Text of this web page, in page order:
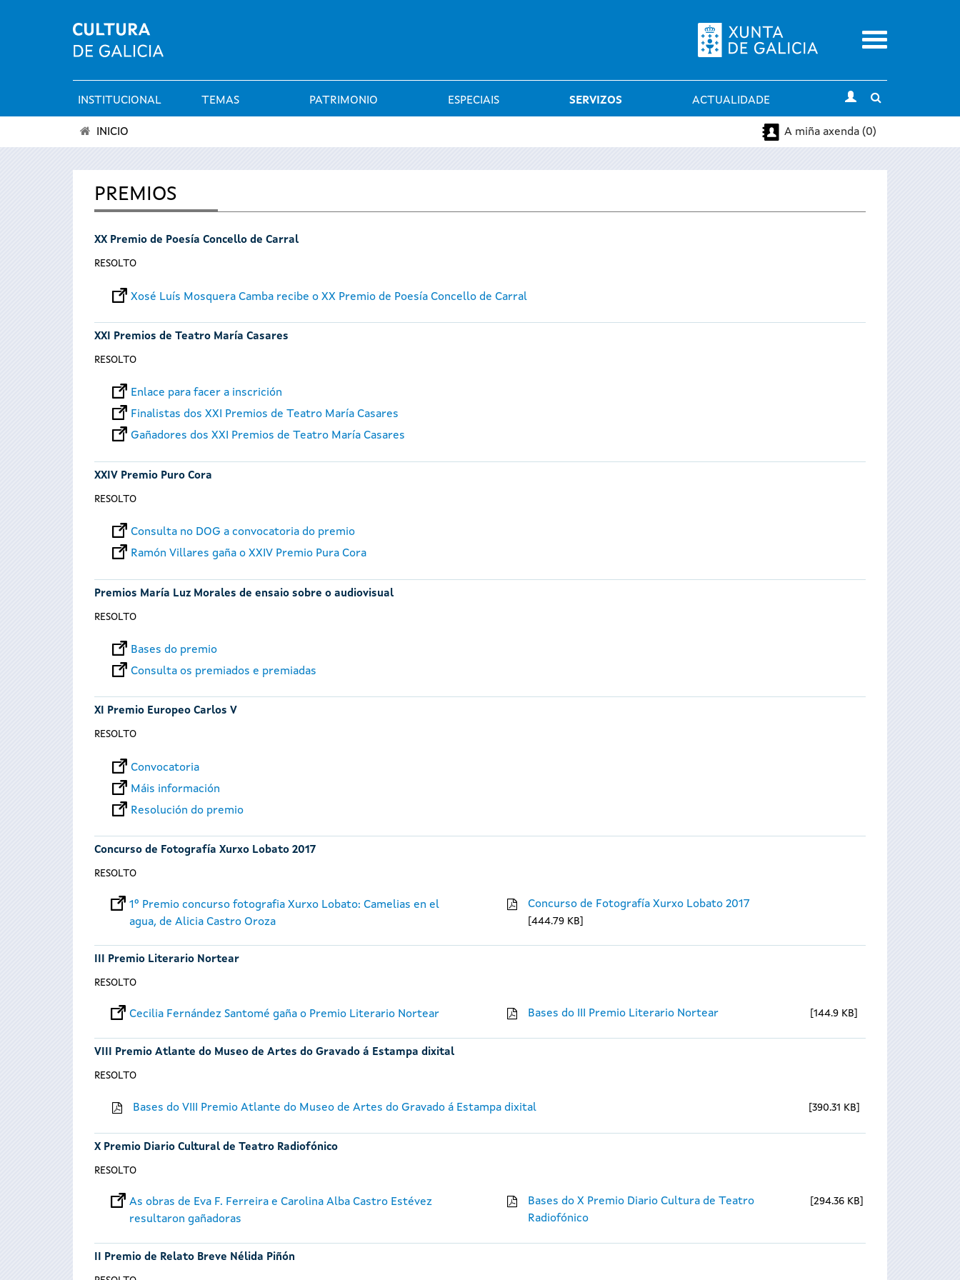
Menu
Menú
principal
INSTITUCIONAL TEMAS PATRIMONIO ESPECIAIS SERVIZOS ACTUALIDADE
search
está
INICIO A miña axenda (0)
PREMIOS
XX Premio de Poesía Concello de Carral
RESOLTO
Xosé Luís Mosquera Camba recibe o XX Premio de Poesía Concello de Carral
XXI Premios de Teatro María Casares
RESOLTO
Enlace para facer a inscrición
Finalistas dos XXI Premios de Teatro María Casares
Gañadores dos XXI Premios de Teatro María Casares
XXIV Premio Puro Cora
RESOLTO
Consulta no DOG a convocatoria do premio
Ramón Villares gaña o XXIV Premio Pura Cora
Premios María Luz Morales de ensaio sobre o audiovisual
RESOLTO
Bases do premio
Consulta os premiados e premiadas
XI Premio Europeo Carlos V
RESOLTO
Convocatoria
Máis información
Resolución do premio
Concurso de Fotografía Xurxo Lobato 2017
RESOLTO
1º Premio concurso fotografia Xurxo Lobato: Camelias en el
agua, de Alicia Castro Oroza
Concurso de Fotografía Xurxo Lobato 2017
444.79 KB
III Premio Literario Nortear
RESOLTO
Cecilia Fernández Santomé gaña o Premio Literario Nortear Bases do III Premio Literario Nortear 144.9 KB
VIII Premio Atlante do Museo de Artes do Gravado á Estampa dixital
RESOLTO
Bases do VIII Premio Atlante do Museo de Artes do Gravado á Estampa dixital 390.31 KB
X Premio Diario Cultural de Teatro Radiofónico
RESOLTO
As obras de Eva F. Ferreira e Carolina Alba Castro Estévez
resultaron gañadoras
Bases do X Premio Diario Cultura de Teatro
Radiofónico
294.36 KB
II Premio de Relato Breve Nélida Piñón